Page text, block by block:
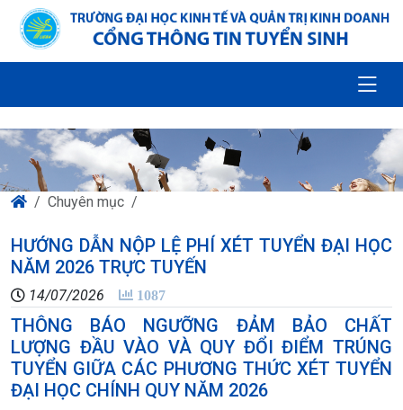
Chuyên mục
HƯỚNG DẪN NỘP LỆ PHÍ XÉT TUYỂN ĐẠI HỌC
NĂM 2026 TRỰC TUYẾN
14/07/2026 1087
THÔNG BÁO NGƯỠNG ĐẢM BẢO CHẤT
LƯỢNG ĐẦU VÀO VÀ QUY ĐỔI ĐIỂM TRÚNG
TUYỂN GIỮA CÁC PHƯƠNG THỨC XÉT TUYỂN
ĐẠI HỌC CHÍNH QUY NĂM 2026